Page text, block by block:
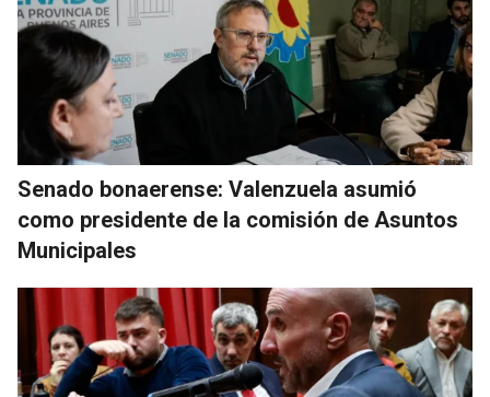
Senado bonaerense: Valenzuela asumió
como presidente de la comisión de Asuntos
Municipales